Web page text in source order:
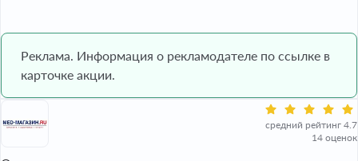
Реклама. Информация о рекламодателе по ссылке в
карточке акции.
средний рейтинг 4.7
14 оценок